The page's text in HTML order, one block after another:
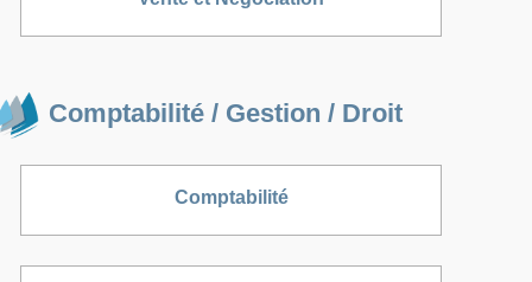
Comptabilité / Gestion / Droit
Comptabilité